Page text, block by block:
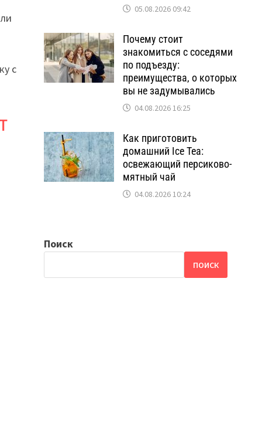
с
05.08.2026 09:42
Почему стоит
знакомиться с соседями
по подъезду:
преимущества, о которых
вы не задумывались
04.08.2026 16:25
Как приготовить
домашний Ice Tea:
освежающий персиково-
мятный чай
04.08.2026 10:24
Поиск
ПОИСК